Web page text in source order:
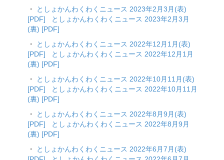
・
としょかんわくわくニュース 2023年2月3月(表)
[PDF]
としょかんわくわくニュース 2023年2月3月
(裏) [PDF]
・
としょかんわくわくニュース 2022年12月1月(表)
[PDF]
としょかんわくわくニュース 2022年12月1月
(裏) [PDF]
・
としょかんわくわくニュース 2022年10月11月(表)
[PDF]
としょかんわくわくニュース 2022年10月11月
(裏) [PDF]
・
としょかんわくわくニュース 2022年8月9月(表)
[PDF]
としょかんわくわくニュース 2022年8月9月
(裏) [PDF]
・
としょかんわくわくニュース 2022年6月7月(表)